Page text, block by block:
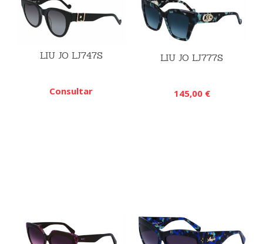
LIU JO LJ747S
Consultar
LIU JO LJ777S
145,00 €